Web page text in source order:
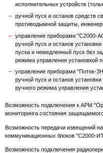
исполнительных устройств
ручной пуск и останов средств
противодымной защиты,
управление приборами "С2000-
ручной пуск и останов
пуска и немедленный пуск без
режима управления установкой
управление приборами "Поток-
ручной пуск и останов
ручного режима управления
Возможность подключения к АРМ
мониторинга состояния
Возможность передачи извещений
коммуникационных блоков "С2000-
Возможность подключения